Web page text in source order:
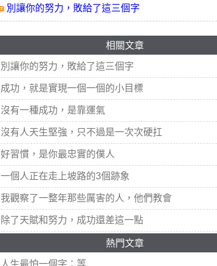
別讓你的努力，敗給了這三個字
相關文章
別讓你的努力，敗給了這三個字
成功，就是實現一個一個的小目標
沒有一種成功，是靠運氣
沒有人天生堅強，只不過是一次次硬扛
好習慣，是你最忠實的僕人
一個人正在走上坡路的3個跡象
我觀察了一整年那些厲害的人，他們教會
除了天賦和努力，成功還差這一點
熱門文章
人生最怕一個字：等